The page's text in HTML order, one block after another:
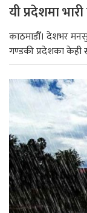
यी प्रदेशमा
काठमाडौँ। देशभर
गण्डकी प्रदेशका केही